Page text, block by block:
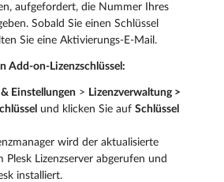
aufgefordert, die Nummer Ihres
Sobald Sie einen Schlüssel
Sie eine Aktivierungs-E-Mail.
Add-on-Lizenzschlüssel:
& Einstellungen > Lizenzverwaltung >
und klicken Sie auf Schlüssel
wird der aktualisierte
Plesk Lizenzserver abgerufen und
installiert.